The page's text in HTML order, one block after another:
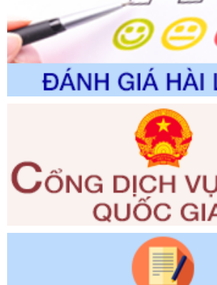
2300/QĐ-UBND
Tên: V/v công bố danh mục thủ tục hành
đổi, bổ sung và phê duyệt quy trình nội
giải quyết thủ tục hành chính trong lĩnh
phạm vi chức năng quản lý của Sở Tư
Ngày ban hành: 01/06/2026
351/2025/NĐ-CP
Tên: Nghị định số 351/2025/NĐ-CP của
định chuẩn nghèo đa chiều quốc gia giai
Ngày ban hành: 29/12/2026
Số kí hiệu:3014/QĐ-UBND
Tên: Quyết định về việc công bố danh
chính ban hành mới, sửa đổi bổ sung
đầu tư, lĩnh vực đấu thầu lựa chọn nhà
quyền giải quyết của Sở Tài chính và
Ngày ban hành: 23/09/2026